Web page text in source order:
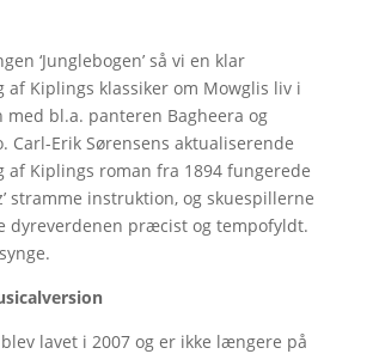
‘Junglebogen’ så vi en klar
af Kiplings klassiker om Mowglis liv i
med bl.a. panteren Bagheera og
Carl-Erik Sørensens aktualiserende
af Kiplings roman fra 1894 fungerede
stramme instruktion, og skuespillerne
dyreverdenen præcist og tempofyldt.
blev lavet i 2007 og er ikke længere på